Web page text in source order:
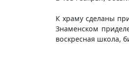
К храму сделаны
Знаменском
воскресная школа,